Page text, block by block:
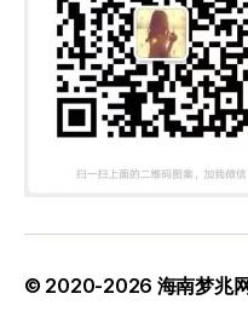
© 2020-2026 海南梦兆